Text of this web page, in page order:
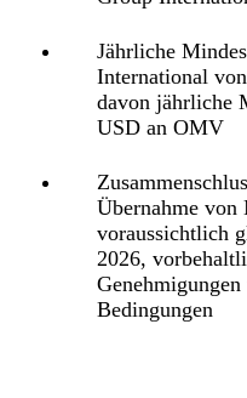
Jährliche
International
davon jährliche
USD an OMV
Übernahme von
voraussichtlich
2026,
Bedingungen